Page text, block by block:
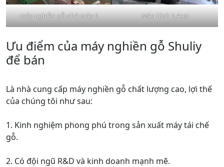
máy nghiền gỗ-nhà máy-1 Màn hình 1,4cm
Ưu điểm của máy nghiền gỗ Shuliy
để bán
Là nhà cung cấp máy nghiền gỗ chất lượng cao, lợi thế
của chúng tôi như sau:
1. Kinh nghiệm phong phú trong sản xuất máy tái chế
gỗ.
2. Có đội ngũ R&D và kinh doanh mạnh mẽ.